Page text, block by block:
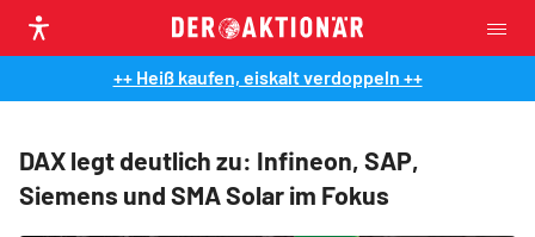
++ Heiß kaufen, eiskalt verdoppeln ++
DAX legt deutlich zu: Infineon, SAP,
Siemens und SMA Solar im Fokus